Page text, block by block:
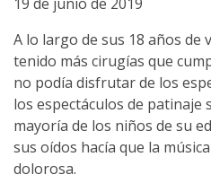
A lo largo de sus 18 años de
tenido más cirugías que
no podía disfrutar de los
los espectáculos de patinaje
mayoría de los niños de su
sus oídos hacía que la
dolorosa.